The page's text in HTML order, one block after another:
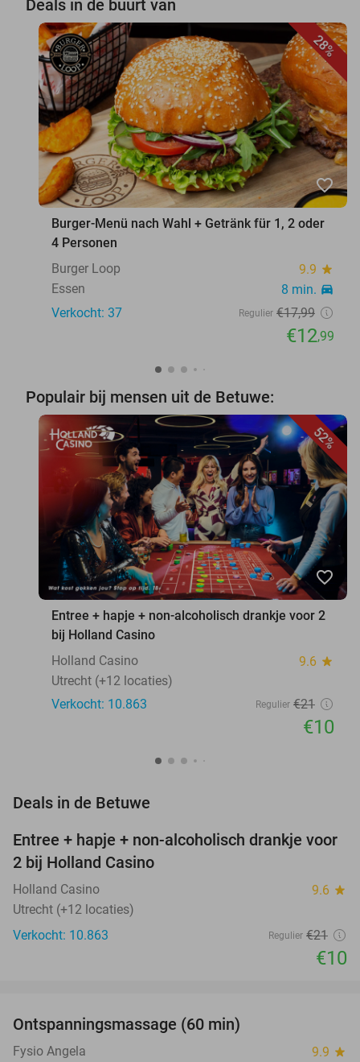
Deals in de buurt van
28%
favorite_border
Burger-Menü nach Wahl + Getränk für 1, 2 oder
4 Personen
Burger Loop
9.9 star
Essen 8 min. directions_car
Verkocht: 37 Regulier €17,99
€12,99
Populair bij mensen uit de Betuwe:
52%
favorite_border
Entree + hapje + non-alcoholisch drankje voor 2
bij Holland Casino
Holland Casino
9.6 star
Utrecht (+12 locaties)
Verkocht: 10.863
Regulier €21
€10
Deals in de Betuwe
52%
Entree + hapje + non-alcoholisch drankje voor
2 bij Holland Casino
Holland Casino 9.6 star
Utrecht (+12 locaties)
Verkocht: 10.863
Regulier €21
€10
Ontspanningsmassage (60 min)
Fysio Angela 9.9 star